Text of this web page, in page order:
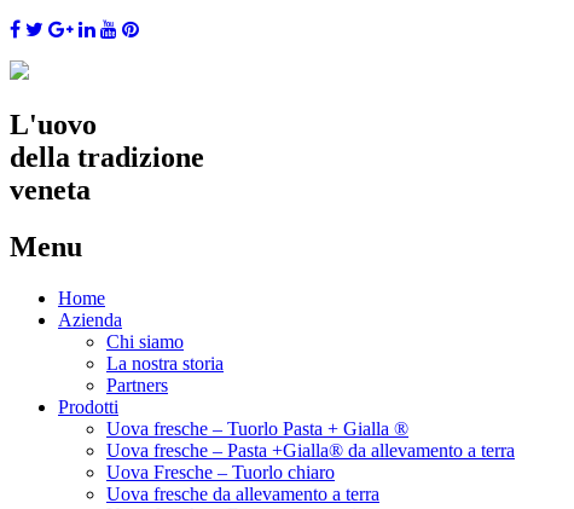
L'uovo
della tradizione
veneta
Menu
Skip
Home
Azienda
Chi siamo
La nostra storia
Partners
Prodotti
Uova fresche – Tuorlo Pasta + Gialla ®
Uova fresche – Pasta +Gialla® da allevamento a terra
Uova Fresche – Tuorlo chiaro
Uova fresche da allevamento a terra